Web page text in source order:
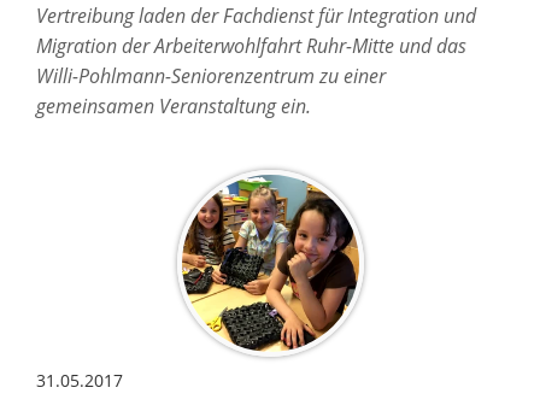
Vertreibung laden der Fachdienst für Integration und
Migration der Arbeiterwohlfahrt Ruhr-Mitte und das
Willi-Pohlmann-Seniorenzentrum zu einer
gemeinsamen Veranstaltung ein.
31.05.2017